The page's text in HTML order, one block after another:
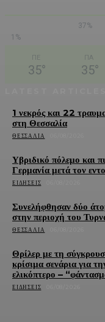
37%
1%
ΠΕ
35°
ΠΑ
35°
1 νεκρός και 22
στη Θεσσαλία
ΘΕΣΣΑΛΊΑ
Υβριδικό πόλεμο και
Γερμανία μετά τον
ΕΙΔΉΣΕΙΣ
Συνελήφθησαν δύο
στην περιοχή του
ΘΕΣΣΑΛΊΑ
Θρίλερ με τη
κρίσιμα σενάρια για
ελικόπτερο –
ΕΙΔΉΣΕΙΣ